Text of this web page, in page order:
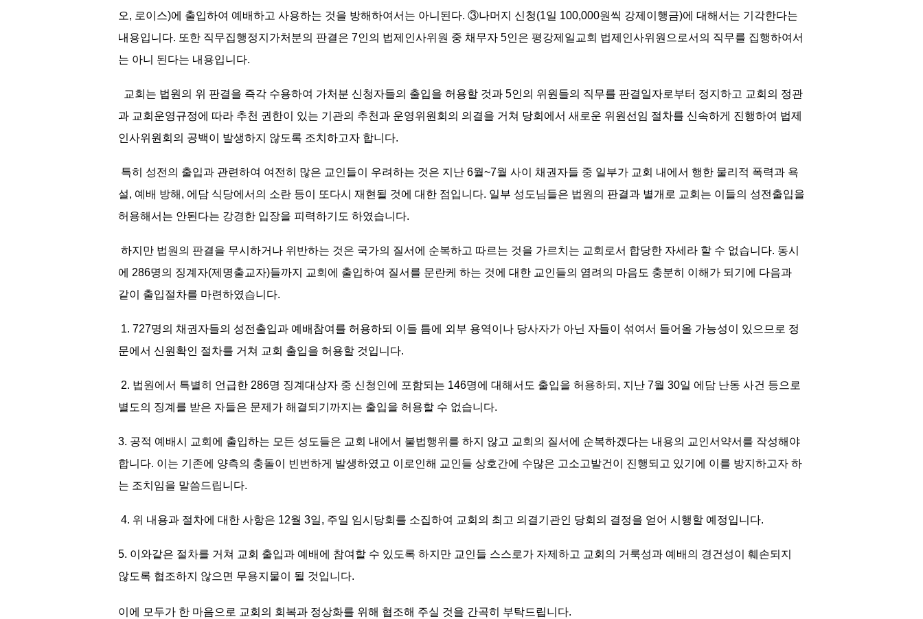
오, 로이스)에 출입하여 예배하고 사용하는 것을 방해하여서는 아니된다. ③나머지 신청(1일 100,000원씩 강제이행금)에 대해서는 기각한다는
내용입니다. 또한 직무집행정지가처분의 판결은 7인의 법제인사위원 중 채무자 5인은 평강제일교회 법제인사위원으로서의 직무를 집행하여서
는 아니 된다는 내용입니다.
교회는 법원의 위 판결을 즉각 수용하여 가처분 신청자들의 출입을 허용할 것과 5인의 위원들의 직무를 판결일자로부터 정지하고 교회의 정관
과 교회운영규정에 따라 추천 권한이 있는 기관의 추천과 운영위원회의 의결을 거쳐 당회에서 새로운 위원선임 절차를 신속하게 진행하여 법제
인사위원회의 공백이 발생하지 않도록 조치하고자 합니다.
특히 성전의 출입과 관련하여 여전히 많은 교인들이 우려하는 것은 지난 6월~7월 사이 채권자들 중 일부가 교회 내에서 행한 물리적 폭력과 욕
설, 예배 방해, 에담 식당에서의 소란 등이 또다시 재현될 것에 대한 점입니다. 일부 성도님들은 법원의 판결과 별개로 교회는 이들의 성전출입을
허용해서는 안된다는 강경한 입장을 피력하기도 하였습니다.
하지만 법원의 판결을 무시하거나 위반하는 것은 국가의 질서에 순복하고 따르는 것을 가르치는 교회로서 합당한 자세라 할 수 없습니다. 동시
에 286명의 징계자(제명출교자)들까지 교회에 출입하여 질서를 문란케 하는 것에 대한 교인들의 염려의 마음도 충분히 이해가 되기에 다음과
같이 출입절차를 마련하였습니다.
1. 727명의 채권자들의 성전출입과 예배참여를 허용하되 이들 틈에 외부 용역이나 당사자가 아닌 자들이 섞여서 들어올 가능성이 있으므로 정
문에서 신원확인 절차를 거쳐 교회 출입을 허용할 것입니다.
2. 법원에서 특별히 언급한 286명 징계대상자 중 신청인에 포함되는 146명에 대해서도 출입을 허용하되, 지난 7월 30일 에담 난동 사건 등으로
별도의 징계를 받은 자들은 문제가 해결되기까지는 출입을 허용할 수 없습니다.
3. 공적 예배시 교회에 출입하는 모든 성도들은 교회 내에서 불법행위를 하지 않고 교회의 질서에 순복하겠다는 내용의 교인서약서를 작성해야
합니다. 이는 기존에 양측의 충돌이 빈번하게 발생하였고 이로인해 교인들 상호간에 수많은 고소고발건이 진행되고 있기에 이를 방지하고자 하
는 조치임을 말씀드립니다.
4. 위 내용과 절차에 대한 사항은 12월 3일, 주일 임시당회를 소집하여 교회의 최고 의결기관인 당회의 결정을 얻어 시행할 예정입니다.
5. 이와같은 절차를 거쳐 교회 출입과 예배에 참여할 수 있도록 하지만 교인들 스스로가 자제하고 교회의 거룩성과 예배의 경건성이 훼손되지
않도록 협조하지 않으면 무용지물이 될 것입니다.
이에 모두가 한 마음으로 교회의 회복과 정상화를 위해 협조해 주실 것을 간곡히 부탁드립니다.